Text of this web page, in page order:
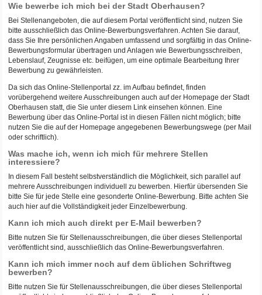
Wie bewerbe ich mich bei der Stadt Oberhausen?
Bei Stellenangeboten, die auf diesem Portal veröffentlicht sind, nutzen Sie
bitte ausschließlich das Online-Bewerbungsverfahren. Achten Sie darauf,
dass Sie Ihre persönlichen Angaben umfassend und sorgfältig in das Online-
Bewerbungsformular übertragen und Anlagen wie Bewerbungsschreiben,
Lebenslauf, Zeugnisse etc. beifügen, um eine optimale Bearbeitung Ihrer
Bewerbung zu gewährleisten.
Da sich das Online-Stellenportal zz. im Aufbau befindet, finden
vorübergehend weitere Ausschreibungen auch auf der Homepage der Stadt
Oberhausen statt, die Sie unter diesem Link einsehen können. Eine
Bewerbung über das Online-Portal ist in diesen Fällen nicht möglich; bitte
nutzen Sie die auf der Homepage angegebenen Bewerbungswege (per Mail
oder schriftlich).
Was mache ich, wenn ich mich für mehrere Stellen
interessiere?
In diesem Fall besteht selbstverständlich die Möglichkeit, sich parallel auf
mehrere Ausschreibungen individuell zu bewerben. Hierfür übersenden Sie
bitte Sie für jede Stelle eine gesonderte Online-Bewerbung. Bitte achten Sie
auch hier auf die Vollständigkeit jeder Einzelbewerbung.
Kann ich mich auch direkt per E-Mail bewerben?
Bitte nutzen Sie für Stellenausschreibungen, die über dieses Stellenportal
veröffentlicht sind, ausschließlich das Online-Bewerbungsverfahren.
Kann ich mich immer noch auf dem üblichen Schriftweg
bewerben?
Bitte nutzen Sie für Stellenausschreibungen, die über dieses Stellenportal